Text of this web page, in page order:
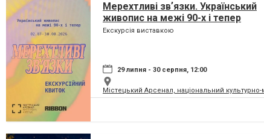
Мерехтливі звʼязки. Український
живопис на межі 90-х і тепер
Екскурсія виставкою
29 липня - 30 серпня, 12:00
Містецький Арсенал, національний